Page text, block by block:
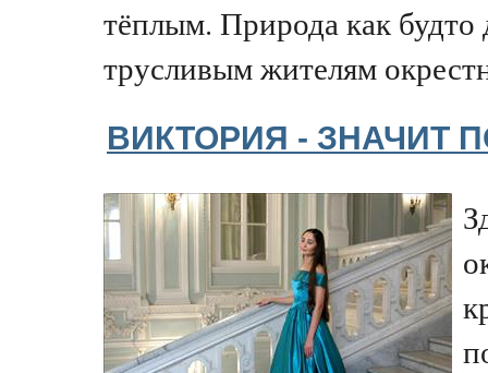
тёплым. Природа как будто
трусливым жителям
ВИКТОРИЯ - ЗНАЧИТ